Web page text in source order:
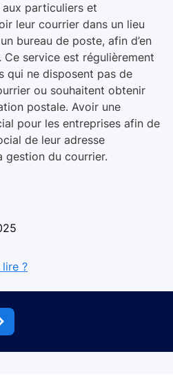
particuliers et
leur courrier dans un lieu
bureau de poste, afin d’en
service est régulièrement
qui ne disposent pas de
ou souhaitent obtenir
postale. Avoir une
pour les entreprises afin de
de leur adresse
gestion du courrier.
?